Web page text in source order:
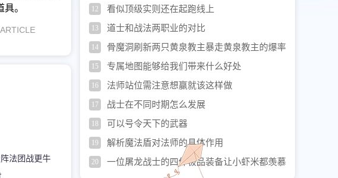
。
法团战更牛
12 看似顶级实则还在起跑线上
13 道士和战法两职业的对比
14
骨魔洞刷新两只黄泉教主暴走黄泉教主的爆率
更好吗
15 专属地图能够给我们带来什么好处
16 法师站位需注意想赢就该这样做
17 战士在不同时期怎么发展
18 可以号令天下的武器
19 解析魔法盾对法师的具体作用
20 一位屠龙战士的四件极品装备让小虾米都羡慕